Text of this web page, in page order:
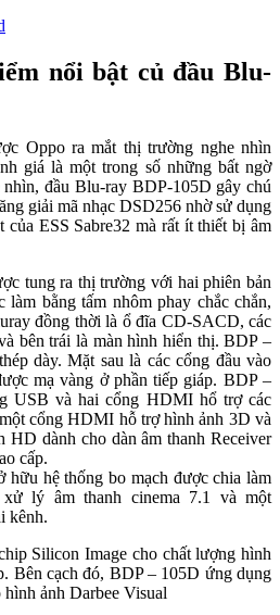
nổi bật củ đầu Blu-
Oppo ra mắt thị trường nghe nhìn
giá là một trong số những bất ngờ
đầu Blu-ray BDP-105D gây chú
giải mã nhạc DSD256 nhờ sử dụng
ESS Sabre32 mà rất ít thiết bị âm
tung ra thị trường với hai phiên bản
bằng tấm nhôm phay chắc chắn,
đồng thời là ổ đĩa CD-SACD, các
bên trái là màn hình hiển thị. BDP –
dày. Mặt sau là các cổng đầu vào
mạ vàng ở phần tiếp giáp. BDP –
USB và hai cổng HDMI hổ trợ các
cổng HDMI hỗ trợ hình ảnh 3D và
HD dành cho dàn âm thanh Receiver
cấp.
hệ thống bo mạch được chia làm
lý âm thanh cinema 7.1 và một
kênh.
Silicon Image cho chất lượng hình
Bên cạch đó, BDP – 105D ứng dụng
ảnh Darbee Visual